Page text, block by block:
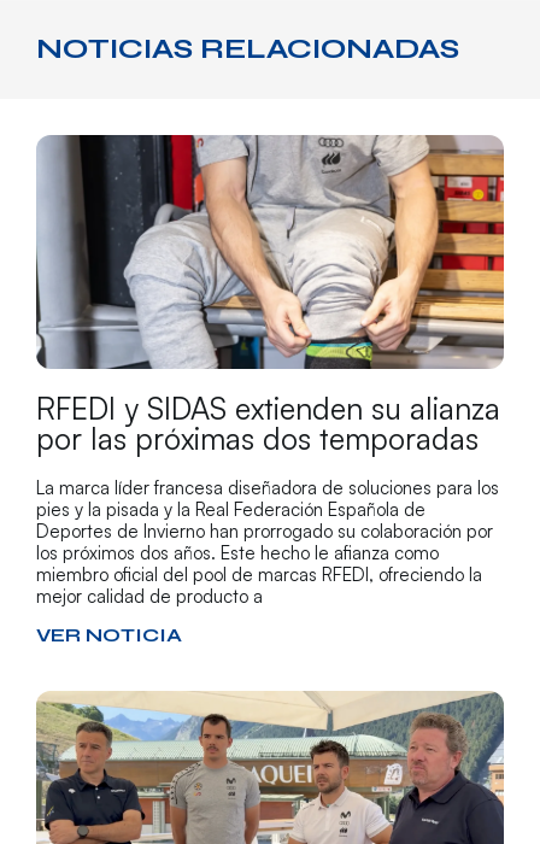
NOTICIAS RELACIONADAS
RFEDI y SIDAS extienden su alianza
por las próximas dos temporadas
La marca líder francesa diseñadora de soluciones para los
pies y la pisada y la Real Federación Española de
Deportes de Invierno han prorrogado su colaboración por
los próximos dos años. Este hecho le afianza como
miembro oficial del pool de marcas RFEDI, ofreciendo la
mejor calidad de producto a
VER NOTICIA